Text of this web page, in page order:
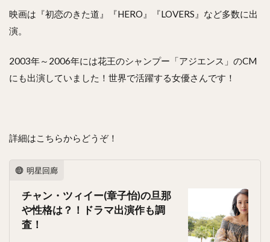
映画は『初恋のきた道』『HERO』『LOVERS』など多数に出
演。
2003年～2006年には花王のシャンプー「アジエンス」のCM
にも出演していました！世界で活躍する女優さんです！
詳細はこちらからどうぞ！
明星回廊
チャン・ツィイー(章子怡)の旦那
や性格は？！ドラマ出演作も調
査！